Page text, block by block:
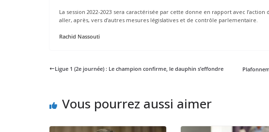
La session 2022-2023 sera caractérisée par cette donne en rapport avec
aller, après, vers d’autres mesures législatives et de contrôle parlementaire.
Rachid Nassouti
Ligue 1 (2e journée) : Le champion confirme, le dauphin s’effondre
Vous pourrez aussi aimer